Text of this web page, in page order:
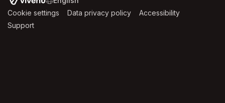
SWITCH LANGUAGE
Cookie settings (opens in a new tab)
Data privacy policy (opens in a new tab)
Accessibility
Support